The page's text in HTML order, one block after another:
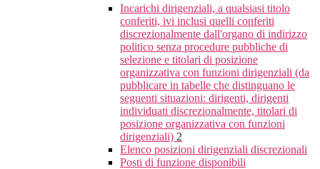
Incarichi dirigenziali, a qualsiasi titolo
conferiti, ivi inclusi quelli conferiti
discrezionalmente dall'organo di indirizzo
politico senza procedure pubbliche di
selezione e titolari di posizione
organizzativa con funzioni dirigenziali (da
pubblicare in tabelle che distinguano le
seguenti situazioni: dirigenti, dirigenti
individuati discrezionalmente, titolari di
posizione organizzativa con funzioni
dirigenziali) 2
Elenco posizioni dirigenziali discrezionali
Posti di funzione disponibili